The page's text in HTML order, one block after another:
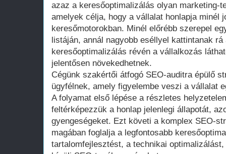
azaz a keresőoptimalizálás olyan marketing-
amelyek célja, hogy a vállalat honlapja minél
keresőmotorokban. Minél előrébb szerepel
listáján, annál nagyobb eséllyel kattintanak
keresőoptimalizálás révén a vállalkozás
jelentősen növekedhetnek.
Cégünk szakértői átfogó SEO-auditra épülő
ügyfélnek, amely figyelembe veszi a vállalat
A folyamat első lépése a részletes
feltérképezzük a honlap jelenlegi állapotát,
gyengeségeket. Ezt követi a komplex SEO-
magában foglalja a legfontosabb
tartalomfejlesztést, a technikai